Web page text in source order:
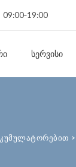
ᲡᲔᲠᲕᲘᲡᲘ
>